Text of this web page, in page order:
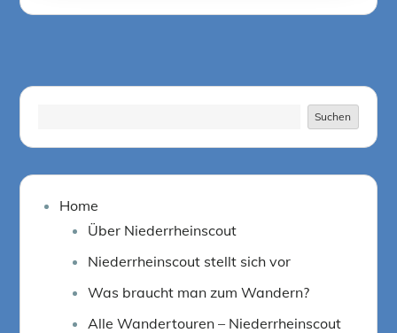
Suchen
Home
Über Niederrheinscout
Niederrheinscout stellt sich vor
Was braucht man zum Wandern?
Alle Wandertouren – Niederrheinscout